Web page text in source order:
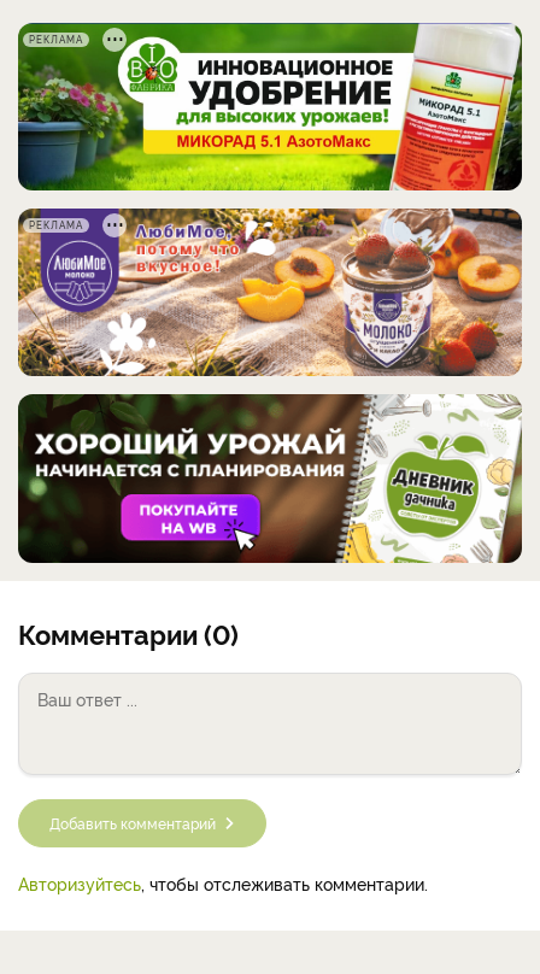
РЕКЛАМА
РЕКЛАМА
Комментарии (0)
Добавить комментарий
Авторизуйтесь , чтобы отслеживать комментарии.